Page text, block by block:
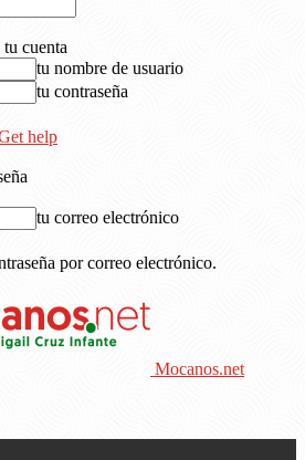
cuenta
tu nombre de usuario
tu contraseña
help
tu correo electrónico
por correo electrónico.
Mocanos.net